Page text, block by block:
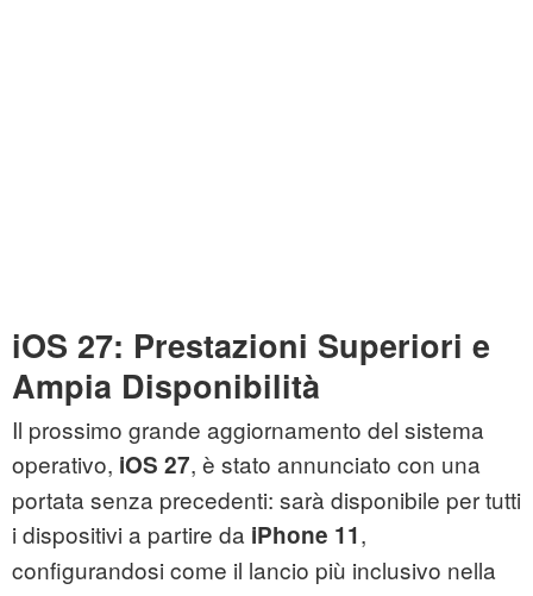
iOS 27: Prestazioni Superiori e
Ampia Disponibilità
Il prossimo grande aggiornamento del sistema
operativo, iOS 27, è stato annunciato con una
portata senza precedenti: sarà disponibile per tutti
i dispositivi a partire da iPhone 11,
configurandosi come il lancio più inclusivo nella